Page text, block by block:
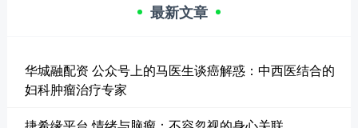
最新文章
华城融配资 公众号上的马医生谈癌解惑：中西医结合的
妇科肿瘤治疗专家